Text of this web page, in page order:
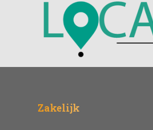
Zakelijk